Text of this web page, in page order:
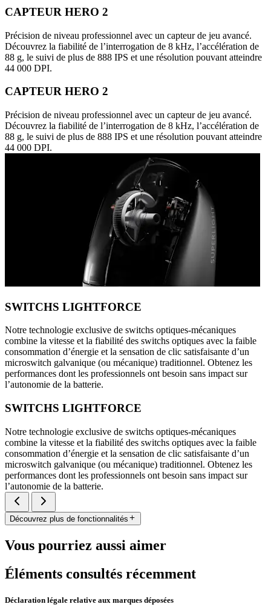
CAPTEUR HERO 2
Précision de niveau professionnel avec un capteur de jeu avancé.
Découvrez la fiabilité de l’interrogation de 8 kHz, l’accélération de
88 g, le suivi de plus de 888 IPS et une résolution pouvant atteindre
44 000 DPI.
CAPTEUR HERO 2
Précision de niveau professionnel avec un capteur de jeu avancé.
Découvrez la fiabilité de l’interrogation de 8 kHz, l’accélération de
88 g, le suivi de plus de 888 IPS et une résolution pouvant atteindre
44 000 DPI.
SWITCHS LIGHTFORCE
Notre technologie exclusive de switchs optiques-mécaniques
combine la vitesse et la fiabilité des switchs optiques avec la faible
consommation d’énergie et la sensation de clic satisfaisante d’un
microswitch galvanique (ou mécanique) traditionnel. Obtenez les
performances dont les professionnels ont besoin sans impact sur
l’autonomie de la batterie.
SWITCHS LIGHTFORCE
Notre technologie exclusive de switchs optiques-mécaniques
combine la vitesse et la fiabilité des switchs optiques avec la faible
consommation d’énergie et la sensation de clic satisfaisante d’un
microswitch galvanique (ou mécanique) traditionnel. Obtenez les
performances dont les professionnels ont besoin sans impact sur
l’autonomie de la batterie.
Découvrez plus de fonctionnalités
Vous pourriez aussi aimer
Éléments consultés récemment
Déclaration légale relative aux marques déposées